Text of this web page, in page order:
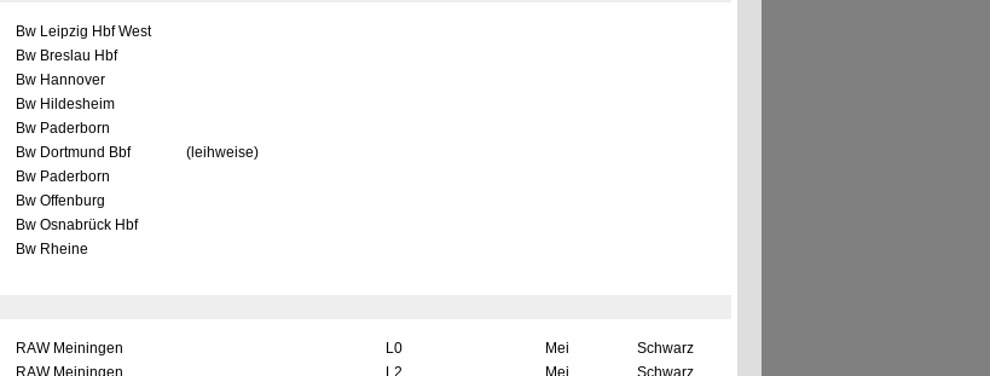
Bw Leipzig Hbf West
Bw Breslau Hbf
Bw Hannover
Bw Hildesheim
Bw Paderborn
Bw Dortmund Bbf
(leihweise)
Bw Paderborn
Bw Offenburg
Bw Osnabrück Hbf
Bw Rheine
RAW Meiningen L0 Mei
Schwarz
RAW Meiningen L2 Mei
Schwarz